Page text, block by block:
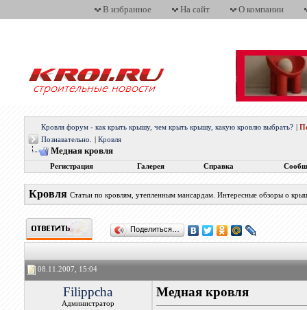
В избранное На сайт О компании
Кровля форум - как крыть крышу, чем крыть крышу, какую кровлю выбрать?
Познавательно.
Кровля
Медная кровля
Регистрация Галерея Справка
Кровля Статьи по кровлям, утепленным мансардам. Интересные обзоры о
Поделиться…
08.11.2007, 15:04
Filippcha
Администратор
Медная кровля